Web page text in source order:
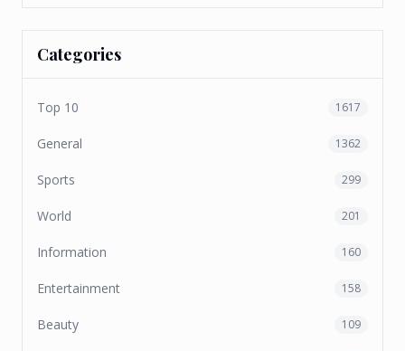
Categories
Top 10 1617
General 1362
Sports 299
World 201
Information 160
Entertainment 158
Beauty 109